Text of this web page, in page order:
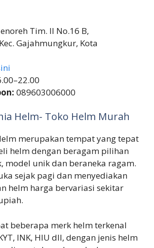
Tim. II No.16 B,
Gajahmungkur, Kota
089603006000
Helm- Toko Helm Murah
merupakan tempat yang tepat
helm dengan beragam pilihan
model unik dan beraneka ragam.
sejak pagi dan menyediakan
helm harga bervariasi sekitar
beberapa merk helm terkenal
INK, HIU dll, dengan jenis helm